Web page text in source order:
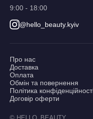
9:00 - 18:00
@hello_beauty.kyiv
Про нас
Доставка
Оплата
Обмін та повернення
Політика
Договір оферти